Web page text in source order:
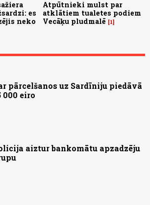
es
neko
Atpūtnieki mulst par
atklātiem tualetes podiem
Vecāķu pludmalē
1
pārcelšanos uz Sardīniju piedāvā
000 eiro
aiztur bankomātu apzadzēju